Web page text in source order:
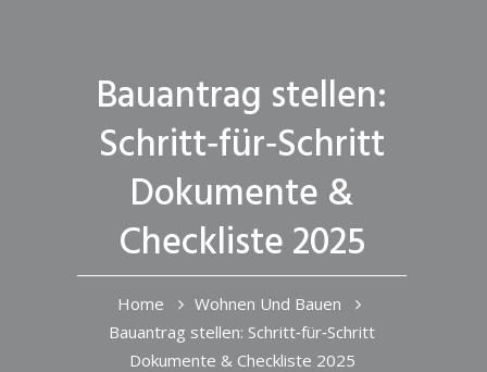
Bauantrag stellen:
Schritt‑für‑Schritt
Dokumente &
Checkliste 2025
Home
Wohnen Und Bauen
Bauantrag stellen: Schritt‑für‑Schritt
Dokumente & Checkliste 2025